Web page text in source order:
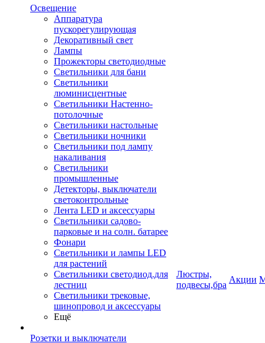
Освещение
Аппаратура
пускорегулирующая
Декоративный свет
Лампы
Прожекторы светодиодные
Светильники для бани
Светильники
люминисцентные
Светильники Настенно-
потолочные
Светильники настольные
Светильники ночники
Светильники под лампу
накаливания
Светильники
промышленные
Детекторы, выключатели
светоконтрольные
Лента LED и аксессуары
Светильники садово-
парковые и на солн. батарее
Фонари
Светильники и лампы LED
для растений
Светильники светодиод.для
лестниц
Светильники трековые,
шинопровод и аксессуары
Ещё
Розетки и выключатели
Люстры,
подвесы,бра
Акции